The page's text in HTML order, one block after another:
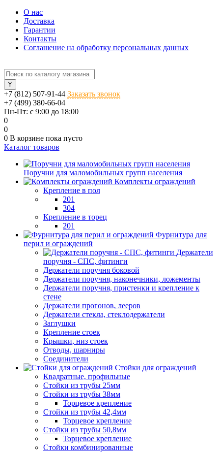
О нас
Доставка
Гарантии
Контакты
Соглашение на обработку персональных данных
+7 (812) 507-91-44 Заказать звонок
+7 (499) 380-66-04
Пн-Пт: с 9:00 до 18:00
0
0
0 В корзине пока пусто
Каталог товаров
Поручни для маломобильных групп населения
Комплекты ограждений
Крепление в пол
201
304
Крепление в торец
201
Фурнитура для
перил и ограждений
Держатели
поручня - СПС, фитинги
Держатели поручня боковой
Держатели поручня, наконечники, ложементы
Держатели поручня, пристенки и крепление к
стене
Держатели прогонов, лееров
Держатели стекла, стеклодержатели
Заглушки
Крепление стоек
Крышки, низ стоек
Отводы, шарниры
Соединители
Стойки для ограждений
Квадратные, профильные
Стойки из трубы 25мм
Стойки из трубы 38мм
Торцевое крепление
Стойки из трубы 42,4мм
Торцевое крепление
Стойки из трубы 50,8мм
Торцевое крепление
Стойки комбинированные